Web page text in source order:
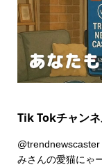
Tik Tokチャン
@trendnewscaster
みさんの愛猫に